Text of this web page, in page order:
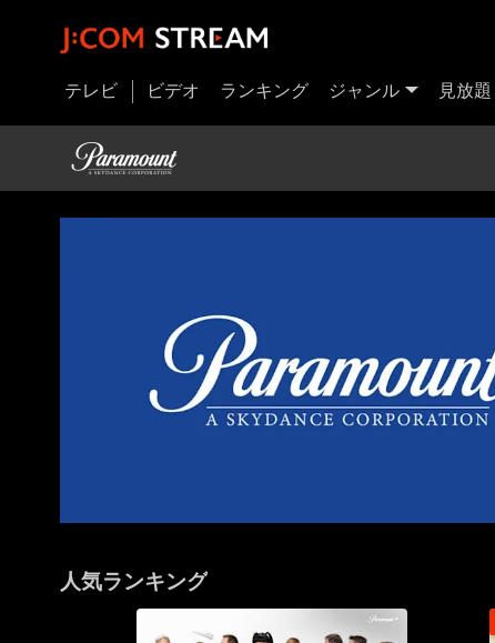
テレビ ビデオ ランキング ジャンル 見放題
人気ランキング